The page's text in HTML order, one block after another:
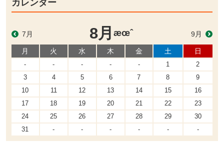
カレンダー
7月 8月æœˆ 9月
月 火 水 木 金 土 日
- - - - - 1
2
3
4 5 6 7 8
9
10
11 12 13 14 15
16
17
18 19 20 21 22
23
24
25 26 27 28 29
30
31
- - - - - -